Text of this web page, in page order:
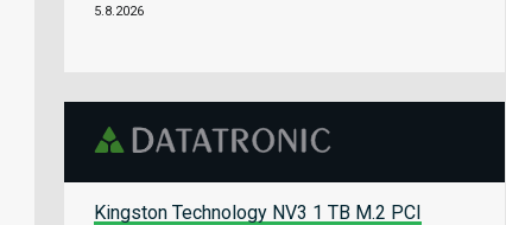
5.8.2026
Kingston Technology NV3 1 TB M.2 PCI